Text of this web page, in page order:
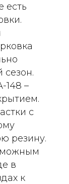
есть
сезон.
148 –
с
резину.
в
к